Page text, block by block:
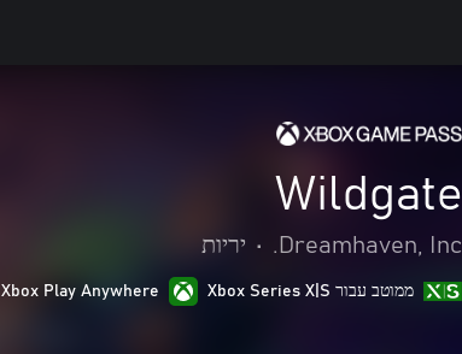
Wildgate
Dreamhaven, Inc.
• יריות
ממוטב עבור Xbox Series X|S Xbox Play Anywhere